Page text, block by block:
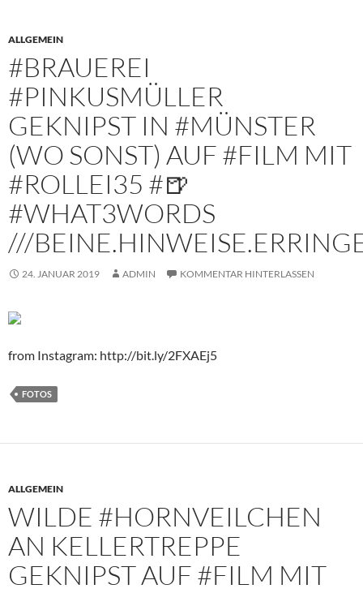
ALLGEMEIN
#BRAUEREI
#PINKUSMÜLLER
GEKNIPST IN #MÜNSTER
(WO SONST) AUF #FILM MIT
#ROLLEI35 #🍺
#WHAT3WORDS
///
24. JANUAR 2019 ADMIN KOMMENTAR HINTERLASSEN
from Instagram: http://bit.ly/2FXAEj5
FOTOS
ALLGEMEIN
WILDE #HORNVEILCHEN
AN KELLERTREPPE
GEKNIPST AUF #FILM MIT